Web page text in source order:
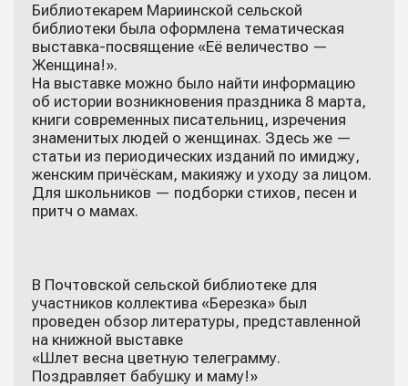
Библиотекарем Мариинской сельской
библиотеки была оформлена тематическая
выставка-посвящение «Её величество —
Женщина!».
На выставке можно было найти информацию
об истории возникновения праздника 8 марта,
книги современных писательниц, изречения
знаменитых людей о женщинах. Здесь же —
статьи из периодических изданий по имиджу,
женским причёскам, макияжу и уходу за лицом.
Для школьников — подборки стихов, песен и
притч о мамах.
В Почтовской сельской библиотеке для
участников коллектива «Березка» был
проведен обзор литературы, представленной
на книжной выставке
«Шлет весна цветную телеграмму.
Поздравляет бабушку и маму!»